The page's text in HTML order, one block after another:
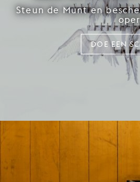
Steun de Munt en
DOE EEN